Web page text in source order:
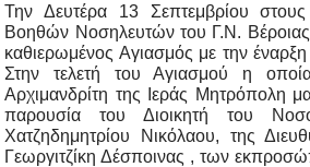
Την Δευτέρα 13 Σεπτεμβρίου
Βοηθών Νοσηλευτών του Γ.Ν.
καθιερωμένος Αγιασμός με την
Στην τελετή του Αγιασμού η
Αρχιμανδρίτη της Ιεράς Μητρόπολη
παρουσία του Διοικητή του
Χατζηδημητρίου Νικόλαου, της
Γεωργιτζίκη Δέσποινας , των